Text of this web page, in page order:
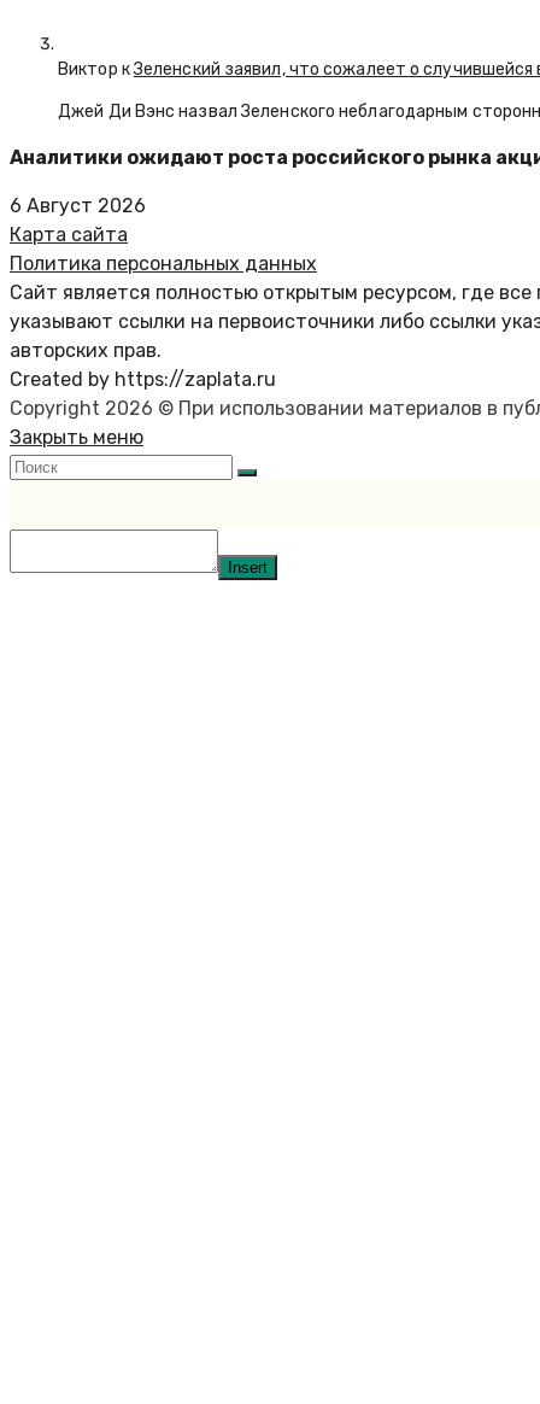
Виктор кЗеленский заявил, что сожалеет о
Джей Ди Вэнс назвал Зеленского неблагодарным
Аналитики ожидают роста российского рынка
6 Август 2026
Карта сайта
Политика персональных данных
Сайт является полностью открытым ресурсом, где
указывают ссылки на первоисточники либо ссылки
авторских прав.
Created by https://zaplata.ru
Copyright 2026 © При использовании материалов в
Закрыть меню
Insert